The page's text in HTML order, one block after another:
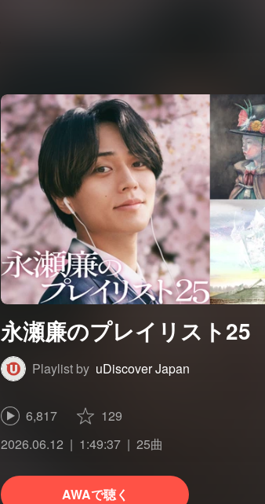
永瀬廉のプレイリスト25
Playlist by uDiscover Japan
6,817
129
2026.06.12
1:49:37 25曲
AWAで聴く